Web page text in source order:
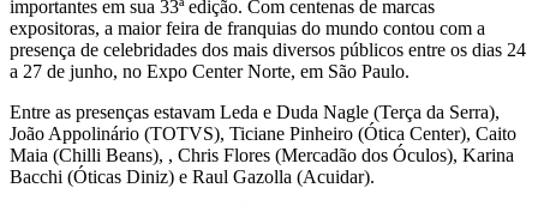
importantes em sua 33ª edição. Com centenas de marcas
expositoras, a maior feira de franquias do mundo contou com a
presença de celebridades dos mais diversos públicos entre os dias 24
a 27 de junho, no Expo Center Norte, em São Paulo.
Entre as presenças estavam Leda e Duda Nagle (Terça da Serra),
João Appolinário (TOTVS), Ticiane Pinheiro (Ótica Center), Caito
Maia (Chilli Beans), , Chris Flores (Mercadão dos Óculos), Karina
Bacchi (Óticas Diniz) e Raul Gazolla (Acuidar).